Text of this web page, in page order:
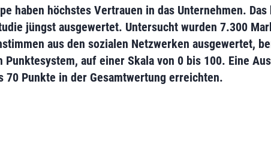
haben höchstes Vertrauen in das Unternehmen.
jüngst ausgewertet. Untersucht wurden 7.300
aus den sozialen Netzwerken ausgewertet,
auf einer Skala von 0 bis 100. Eine
70 Punkte in der Gesamtwertung erreichten.